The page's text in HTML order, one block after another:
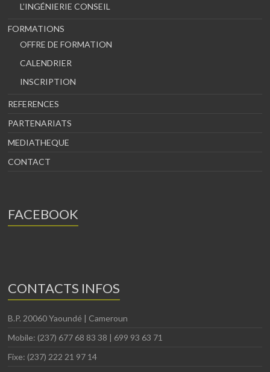
L’INGÉNIERIE CONSEIL
FORMATIONS
OFFRE DE FORMATION
CALENDRIER
INSCRIPTION
REFERENCES
PARTENARIATS
MEDIATHEQUE
CONTACT
FACEBOOK
CONTACTS INFOS
B.P. 20060 Yaoundé | Cameroun
Mobile: (237) 677 68 83 38 | 699 93 63 71
Fixe: (237) 222 21 97 14